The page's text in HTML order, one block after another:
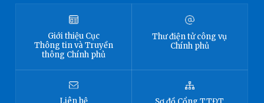
Giới thiệu Cục
Thông tinvà Truyền
thông Chính phủ
Thư điện tử công vụ
Chính phủ